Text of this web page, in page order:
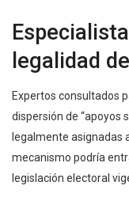
legalidad
Expertos consultados
dispersión de “apoyos
legalmente asignadas
mecanismo podría
legislación electoral